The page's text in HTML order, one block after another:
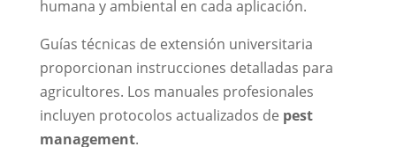
humana y ambiental en cada aplicación.
Guías técnicas de extensión universitaria
proporcionan instrucciones detalladas para
agricultores. Los manuales profesionales
incluyen protocolos actualizados de pest
management.